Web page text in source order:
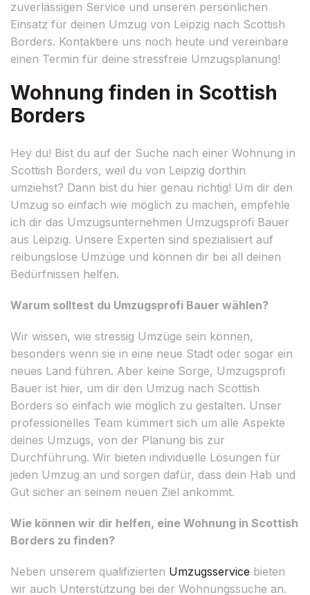
zuverlässigen Service und unseren persönlichen
Einsatz für deinen Umzug von Leipzig nach Scottish
Borders. Kontaktiere uns noch heute und vereinbare
einen Termin für deine stressfreie Umzugsplanung!
Wohnung finden in Scottish
Borders
Hey du! Bist du auf der Suche nach einer Wohnung in
Scottish Borders, weil du von Leipzig dorthin
umziehst? Dann bist du hier genau richtig! Um dir den
Umzug so einfach wie möglich zu machen, empfehle
ich dir das Umzugsunternehmen Umzugsprofi Bauer
aus Leipzig. Unsere Experten sind spezialisiert auf
reibungslose Umzüge und können dir bei all deinen
Bedürfnissen helfen.
Warum solltest du Umzugsprofi Bauer wählen?
Wir wissen, wie stressig Umzüge sein können,
besonders wenn sie in eine neue Stadt oder sogar ein
neues Land führen. Aber keine Sorge, Umzugsprofi
Bauer ist hier, um dir den Umzug nach Scottish
Borders so einfach wie möglich zu gestalten. Unser
professionelles Team kümmert sich um alle Aspekte
deines Umzugs, von der Planung bis zur
Durchführung. Wir bieten individuelle Lösungen für
jeden Umzug an und sorgen dafür, dass dein Hab und
Gut sicher an seinem neuen Ziel ankommt.
Wie können wir dir helfen, eine Wohnung in Scottish
Borders zu finden?
Neben unserem qualifizierten Umzugsservice bieten
wir auch Unterstützung bei der Wohnungssuche an.